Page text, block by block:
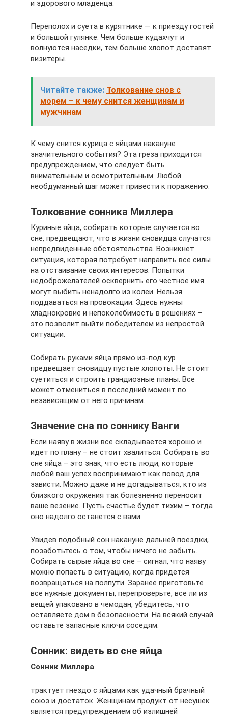
и здорового младенца.
Переполох и суета в курятнике — к приезду гостей
и большой гулянке. Чем больше кудахчут и
волнуются наседки, тем больше хлопот доставят
визитеры.
Читайте также: Толкование снов с
морем – к чему снится женщинам и
мужчинам
К чему снится курица с яйцами накануне
значительного события? Эта греза приходится
предупреждением, что следует быть
внимательным и осмотрительным. Любой
необдуманный шаг может привести к поражению.
Толкование сонника Миллера
Куриные яйца, собирать которые случается во
сне, предвещают, что в жизни сновидца случатся
непредвиденные обстоятельства. Возникнет
ситуация, которая потребует направить все силы
на отстаивание своих интересов. Попытки
недоброжелателей осквернить его честное имя
могут выбить ненадолго из колеи. Нельзя
поддаваться на провокации. Здесь нужны
хладнокровие и непоколебимость в решениях –
это позволит выйти победителем из непростой
ситуации.
Собирать руками яйца прямо из-под кур
предвещает сновидцу пустые хлопоты. Не стоит
суетиться и строить грандиозные планы. Все
может отмениться в последний момент по
независящим от него причинам.
Значение сна по соннику Ванги
Если наяву в жизни все складывается хорошо и
идет по плану – не стоит хвалиться. Собирать во
сне яйца – это знак, что есть люди, которые
любой ваш успех воспринимают как повод для
зависти. Можно даже и не догадываться, кто из
близкого окружения так болезненно переносит
ваше везение. Пусть счастье будет тихим – тогда
оно надолго останется с вами.
Увидев подобный сон накануне дальней поездки,
позаботьтесь о том, чтобы ничего не забыть.
Собирать сырые яйца во сне – сигнал, что наяву
можно попасть в ситуацию, когда придется
возвращаться на полпути. Заранее приготовьте
все нужные документы, перепроверьте, все ли из
вещей упаковано в чемодан, убедитесь, что
оставляете дом в безопасности. На всякий случай
оставьте запасные ключи соседям.
Сонник: видеть во сне яйца
Сонник Миллера
трактует гнездо с яйцами как удачный брачный
союз и достаток. Женщинам продукт от несушек
является предупреждением об излишней